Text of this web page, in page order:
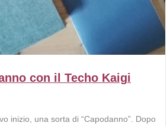
con il Techo Kaigi
inizio, una sorta di “Capodanno”. Dopo